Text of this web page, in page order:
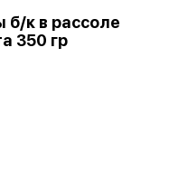
б/к в рассоле
350 гр